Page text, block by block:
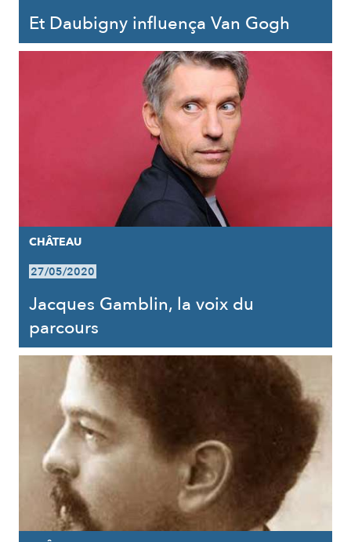
Et Daubigny influença Van Gogh
CHÂTEAU
27/05/2020
Jacques Gamblin, la voix du
parcours